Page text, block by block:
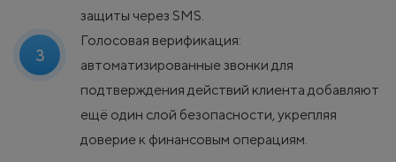
защиты через SMS.
Голосовая верификация:
автоматизированные звонки для
подтверждения действий клиента добавляют
ещё один слой безопасности, укрепляя
доверие к финансовым операциям.